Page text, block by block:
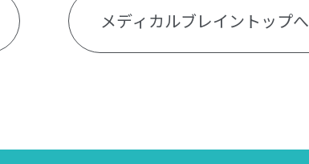
メディカルブレイントップへ